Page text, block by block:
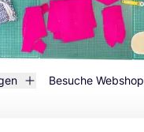
Besuche Webshop